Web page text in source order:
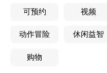
2、独创四星难度体系
4、解决初高中生学习
【AI智学 精准提效】
可预约 视频
动作冒险 休闲益智
购物